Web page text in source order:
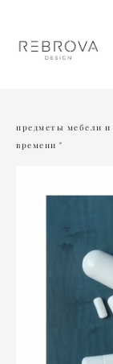
предметы мебели и
времени "